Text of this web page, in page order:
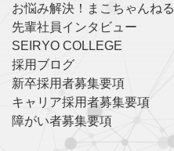
お悩み解決！まこちゃんねる
先輩社員インタビュー
SEIRYO COLLEGE
採用ブログ
新卒採用者募集要項
キャリア採用者募集要項
障がい者募集要項